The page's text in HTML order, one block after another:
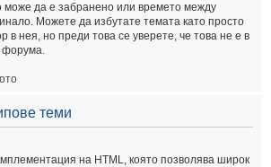
може да е забранено или времето между
Можете да избутате темата като просто
в нея, но преди това се уверете, че това не е в
форума.
теми
на HTML, която позволява широк